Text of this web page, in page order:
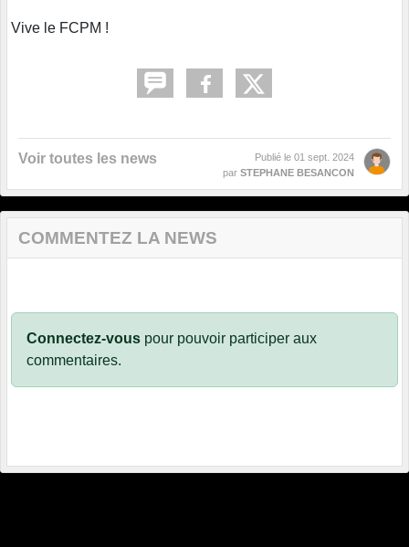
Vive le FCPM !
Voir toutes les news Publié le 01 sept. 2024
par STEPHANE BESANCON
COMMENTEZ LA NEWS
Connectez-vous pour pouvoir participer aux
commentaires.